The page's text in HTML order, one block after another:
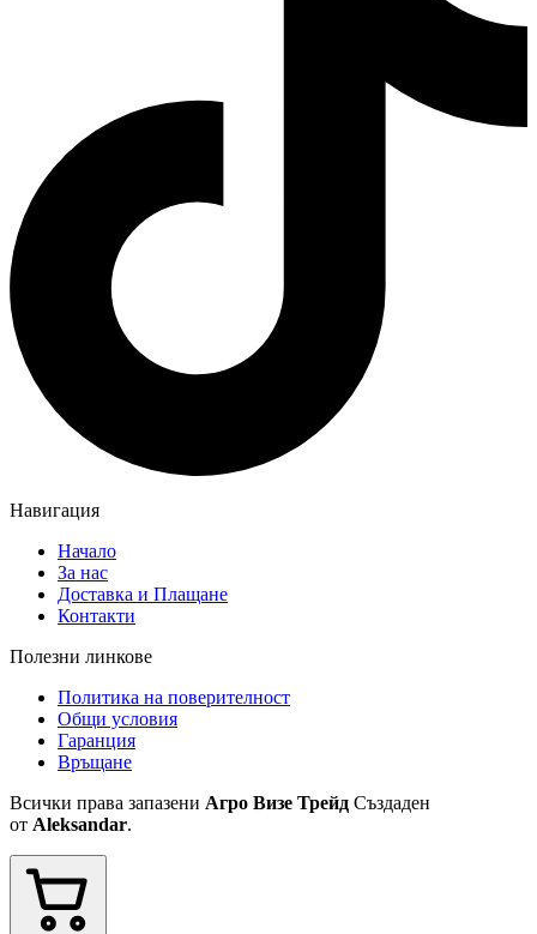
Навигация
Начало
За нас
Доставка и Плащане
Контакти
Полезни линкове
Политика на поверителност
Общи условия
Гаранция
Връщане
Всички права запазени Агро Визе Трейд Създаден
от Aleksandar.